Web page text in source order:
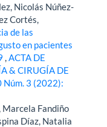
Nicolás Núñez-
Cortés,
de las
en pacientes
ACTA DE
& CIRUGÍA DE
Núm. 3 (2022):
Marcela Fandiño
Díaz, Natalia